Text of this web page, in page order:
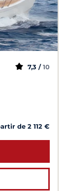
7,3 / 10
de 2 112 €